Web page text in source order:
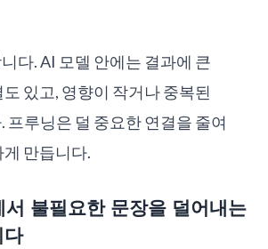
다. AI 모델 안에는 결과에 큰
있고, 영향이 작거나 중복된
프루닝은 덜 중요한 연결을 줄여
만듭니다.
불필요한 문장을 덜어내는